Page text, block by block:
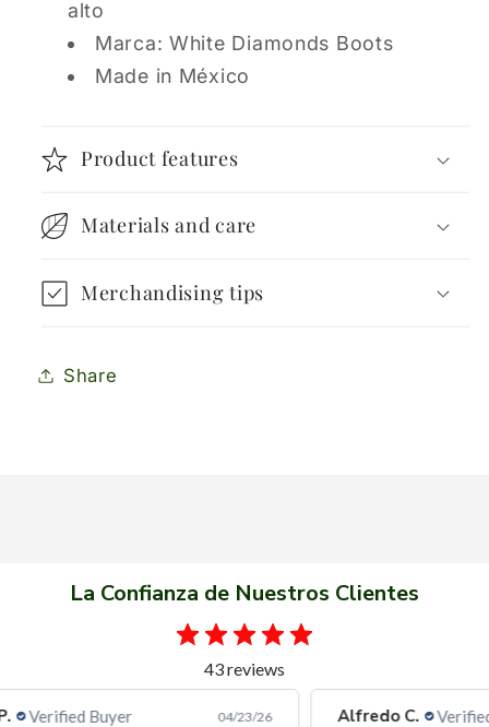
alto
Marca: White Diamonds Boots
Made in México
Product features
Materials and care
Merchandising tips
Share
La Confianza de Nuestros Clientes
43 reviews
26 Alfredo C. Verified Buyer 11/28/25